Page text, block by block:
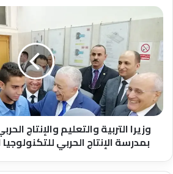
وزيرا
والتعليم
والإنتاج
الحربي
في
جولة
تفقدية
بمدرسة
الإنتاج
الحربي
للتكنولوجيا
التطبيقية
وزيرا التربية والتعليم والإنتاج
بمدرسة الإنتاج الحربي